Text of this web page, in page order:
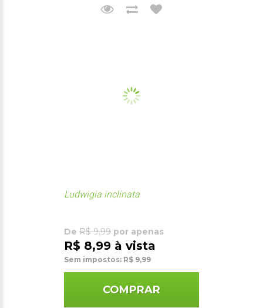
Ludwigia inclinata
De R$ 9,99 por apenas
R$ 8,99 à vista
Sem impostos: R$ 9,99
COMPRAR